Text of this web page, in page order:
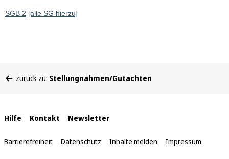
SGB 2 [alle SG hierzu]
befinden
zurück zu: Stellungnahmen/Gutachten
Interne
Links
Hilfe Kontakt Newsletter
Barrierefreiheit Datenschutz Inhalte melden Impressum